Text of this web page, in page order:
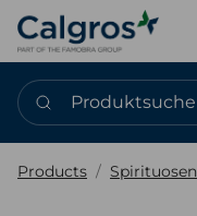
Produktsuche
Products Spirituosen